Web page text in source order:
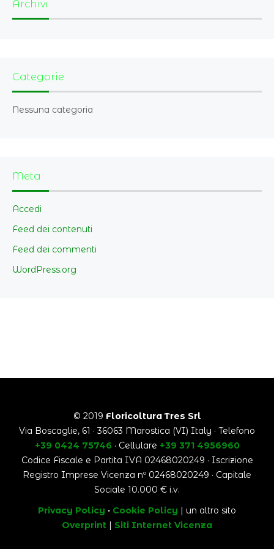
Archivi
Categorie
Nessuna categoria
Meta
Accedi
Feed dei contenuti
Feed dei commenti
WordPress.org
© 2019 Floricoltura Tres Srl
Via Boscaglie, 61 · 36063 Marostica (VI) Italy · Telefono
+39 0424 75746 · Cellulare +39 371 4956960
Codice Fiscale e Partita IVA 02468020249 · Iscrizione
Registro Imprese Vicenza nº 02468020249 · Capitale
Sociale 10.000 € i.v.
Privacy Policy · Cookie Policy | un altro sito
Overprint | Siti Internet Vicenza